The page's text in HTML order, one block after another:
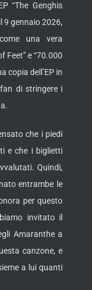
“The Genghis
9 gennaio 2026,
una vera
Feet” e “70.000
copia dell’EP in
di stringere i
che i piedi
e che i biglietti
Quindi,
entrambe le
per questo
invitato il
Amaranthe a
canzone, e
a lui quanti